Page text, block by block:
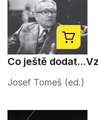
Co ještě
Josef Tomeš (ed.)